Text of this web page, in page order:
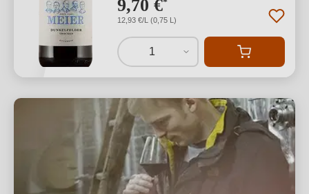
9,70 €*
12,93 €/L (0,75 L)
1